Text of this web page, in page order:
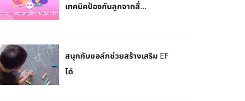
เทคนิคป้องกันลูกจากสื่...
สนุกกับชอล์กช่วยสร้างเสริม EF
ได้